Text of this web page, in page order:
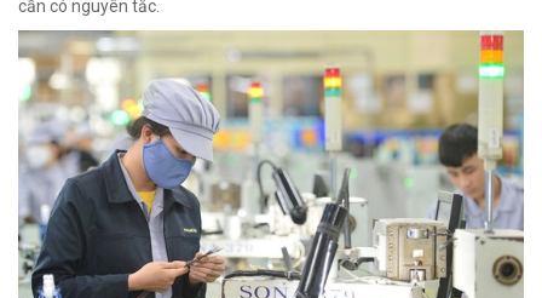
cần có nguyên tắc.